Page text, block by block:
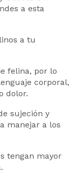
a esta
a tu
felina, por lo
corporal,
dolor.
sujeción y
manejar a los
tengan mayor